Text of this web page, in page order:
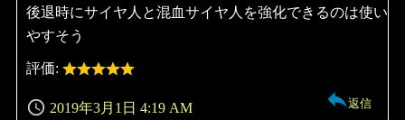
り:
2019年3月1日 4:19 AM
後退時にサイヤ人と混血サイヤ人を強化できるのは使い
やすそう
評価:
返信